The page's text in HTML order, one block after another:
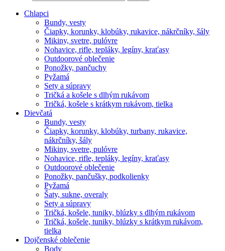
Chlapci
Bundy, vesty
Čiapky, korunky, klobúky, rukavice, nákrčníky, šály
Mikiny, svetre, pulóvre
Nohavice, rifle, tepláky, legíny, kraťasy
Outdoorové oblečenie
Ponožky, pančuchy
Pyžamá
Sety a súpravy
Tričká a košele s dlhým rukávom
Tričká, košele s krátkym rukávom, tielka
Dievčatá
Bundy, vesty
Čiapky, korunky, klobúky, turbany, rukavice,
nákrčníky, šály
Mikiny, svetre, pulóvre
Nohavice, rifle, tepláky, legíny, kraťasy
Outdoorové oblečenie
Ponožky, pančušky, podkolienky
Pyžamá
Šaty, sukne, overaly
Sety a súpravy
Tričká, košele, tuniky, blúzky s dlhým rukávom
Tričká, košele, tuniky, blúzky s krátkym rukávom,
tielka
Dojčenské oblečenie
Body